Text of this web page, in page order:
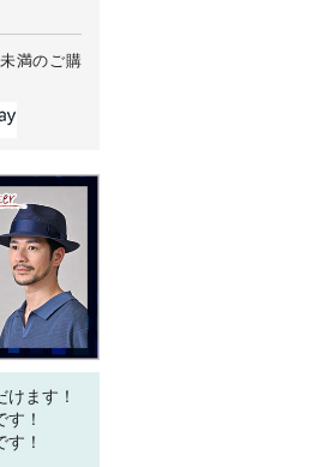
満のご購
けます！
！
！